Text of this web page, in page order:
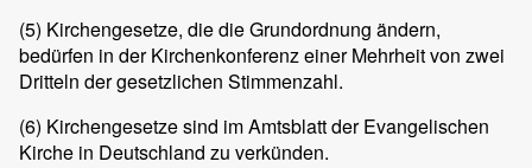
(5) Kirchengesetze, die die Grundordnung ändern,
bedürfen in der Kirchenkonferenz einer Mehrheit von zwei
Dritteln der gesetzlichen Stimmenzahl.
(6) Kirchengesetze sind im Amtsblatt der Evangelischen
Kirche in Deutschland zu verkünden.